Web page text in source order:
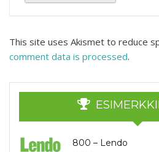
This site uses Akismet to reduce
comment data is processed.
800 – Lendo